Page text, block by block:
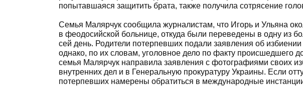
попытавшаяся защитить брата, также получила сотрясение
Семья Малярчук сообщила журналистам, что Игорь и Ульяна
в феодосийской больнице, откуда были переведены в одну из
сей день. Родители потерпевших подали заявления об
однако, по их словам, уголовное дело по факту происшедшего
семья Малярчук направила заявления с фотографиями своих
внутренних дел и в Генеральную прокуратуру Украины. Если
потерпевших намерены обратиться в международные